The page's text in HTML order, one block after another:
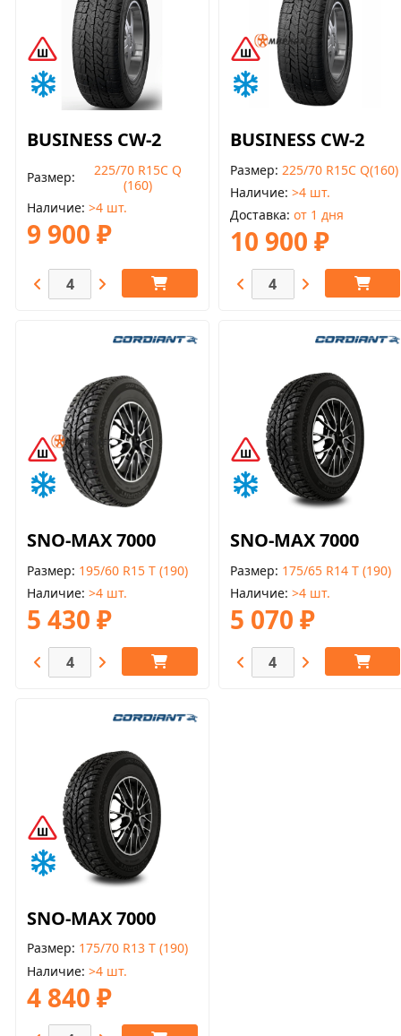
BUSINESS CW-2
Размер
225/70 R15C Q
(160)
Наличие >4 шт.
9 900 ₽
BUSINESS CW-2
Размер 225/70 R15C Q(160)
Наличие >4 шт.
Доставка от 1 дня
10 900 ₽
SNO-MAX 7000
Размер 195/60 R15 T (190)
Наличие >4 шт.
5 430 ₽
SNO-MAX 7000
Размер 175/65 R14 T (190)
Наличие >4 шт.
5 070 ₽
SNO-MAX 7000
Размер 175/70 R13 T (190)
Наличие >4 шт.
4 840 ₽